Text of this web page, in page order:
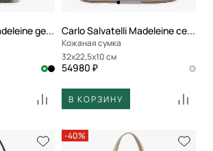
Carlo Salvatelli Madeleine gemma Carlo Salvatelli Madeleine cervino
Кожаная сумка
32x22,5x10 см
54980 ₽
В КОРЗИНУ
-40%